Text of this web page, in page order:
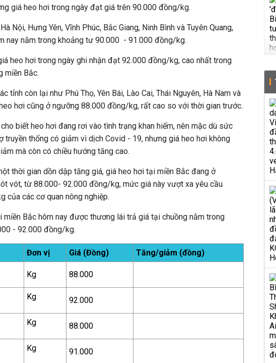
giá heo hơi trong ngày đạt giá trên 90.000 đồng/kg.
Nội, Hưng Yên, Vĩnh Phúc, Bắc Giang, Ninh Bình và Tuyên Quang,
nay nằm trong khoảng tư 90.000 - 91.000 đồng/kg.
heo hơi trong ngày ghi nhận đạt 92.000 đồng/kg, cao nhất trong
miền Bắc.
tỉnh còn lại như Phú Thọ, Yên Bái, Lào Cai, Thái Nguyên, Hà Nam và
hơi cũng ở ngưỡng 88.000 đồng/kg, rất cao so với thời gian trước.
biết heo hơi đang rơi vào tình trạng khan hiếm, nên mặc dù sức
truyền thống có giảm vì dịch Covid - 19, nhưng giá heo hơi không
mà còn có chiều hướng tăng cao.
thời gian dồn dập tăng giá, giá heo hơi tại miền Bắc đang ở
vót, từ 88.000- 92.000 đồng/kg, mức giá này vượt xa yêu cầu
của các cơ quan nông nghiệp.
miền Bắc hôm nay được thương lái trả giá tại chuồng nằm trong
- 92.000 đồng/kg.
Đơn vị Giá (Đồng) Tăng/giảm (đồng)
Kg 88.000
Kg 92.000
Kg 88.000
Kg 91.000